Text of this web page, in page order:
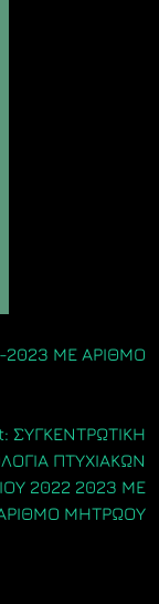
2023 ΜΕ ΑΡΙΘΜΟ
ΣΥΓΚΕΝΤΡΩΤΙΚΗ
ΠΤΥΧΙΑΚΩΝ
2022 2023 ΜΕ
ΜΗΤΡΩΟΥ